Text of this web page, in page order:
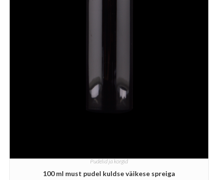
Pudelid ja korgid
100 ml must pudel kuldse väikese spreiga